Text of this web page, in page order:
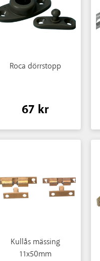
Roca dörrstopp
67 kr
Kullås mässing
11x50mm